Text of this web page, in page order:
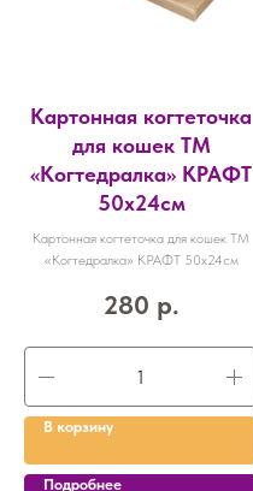
Картонная когтеточка
для кошек ТМ
«Когтедралка» КРАФТ
50х24см
Картонная когтеточка для кошек ТМ
«Когтедралка» КРАФТ 50х24см
280 р.
В корзину
Подробнее